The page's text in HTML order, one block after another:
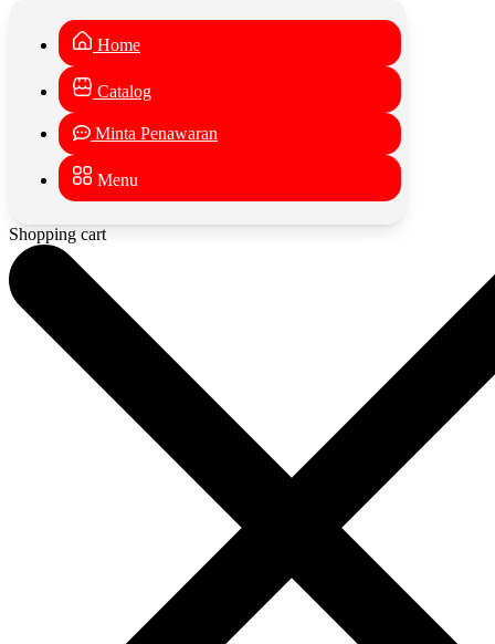
Home
Catalog
Minta Penawaran
Menu
Shopping cart